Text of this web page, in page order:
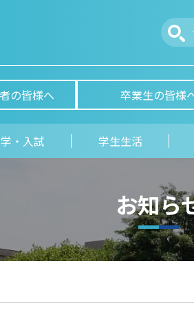
の皆様へ 卒業生の皆様
・入試 学生生活
お知ら